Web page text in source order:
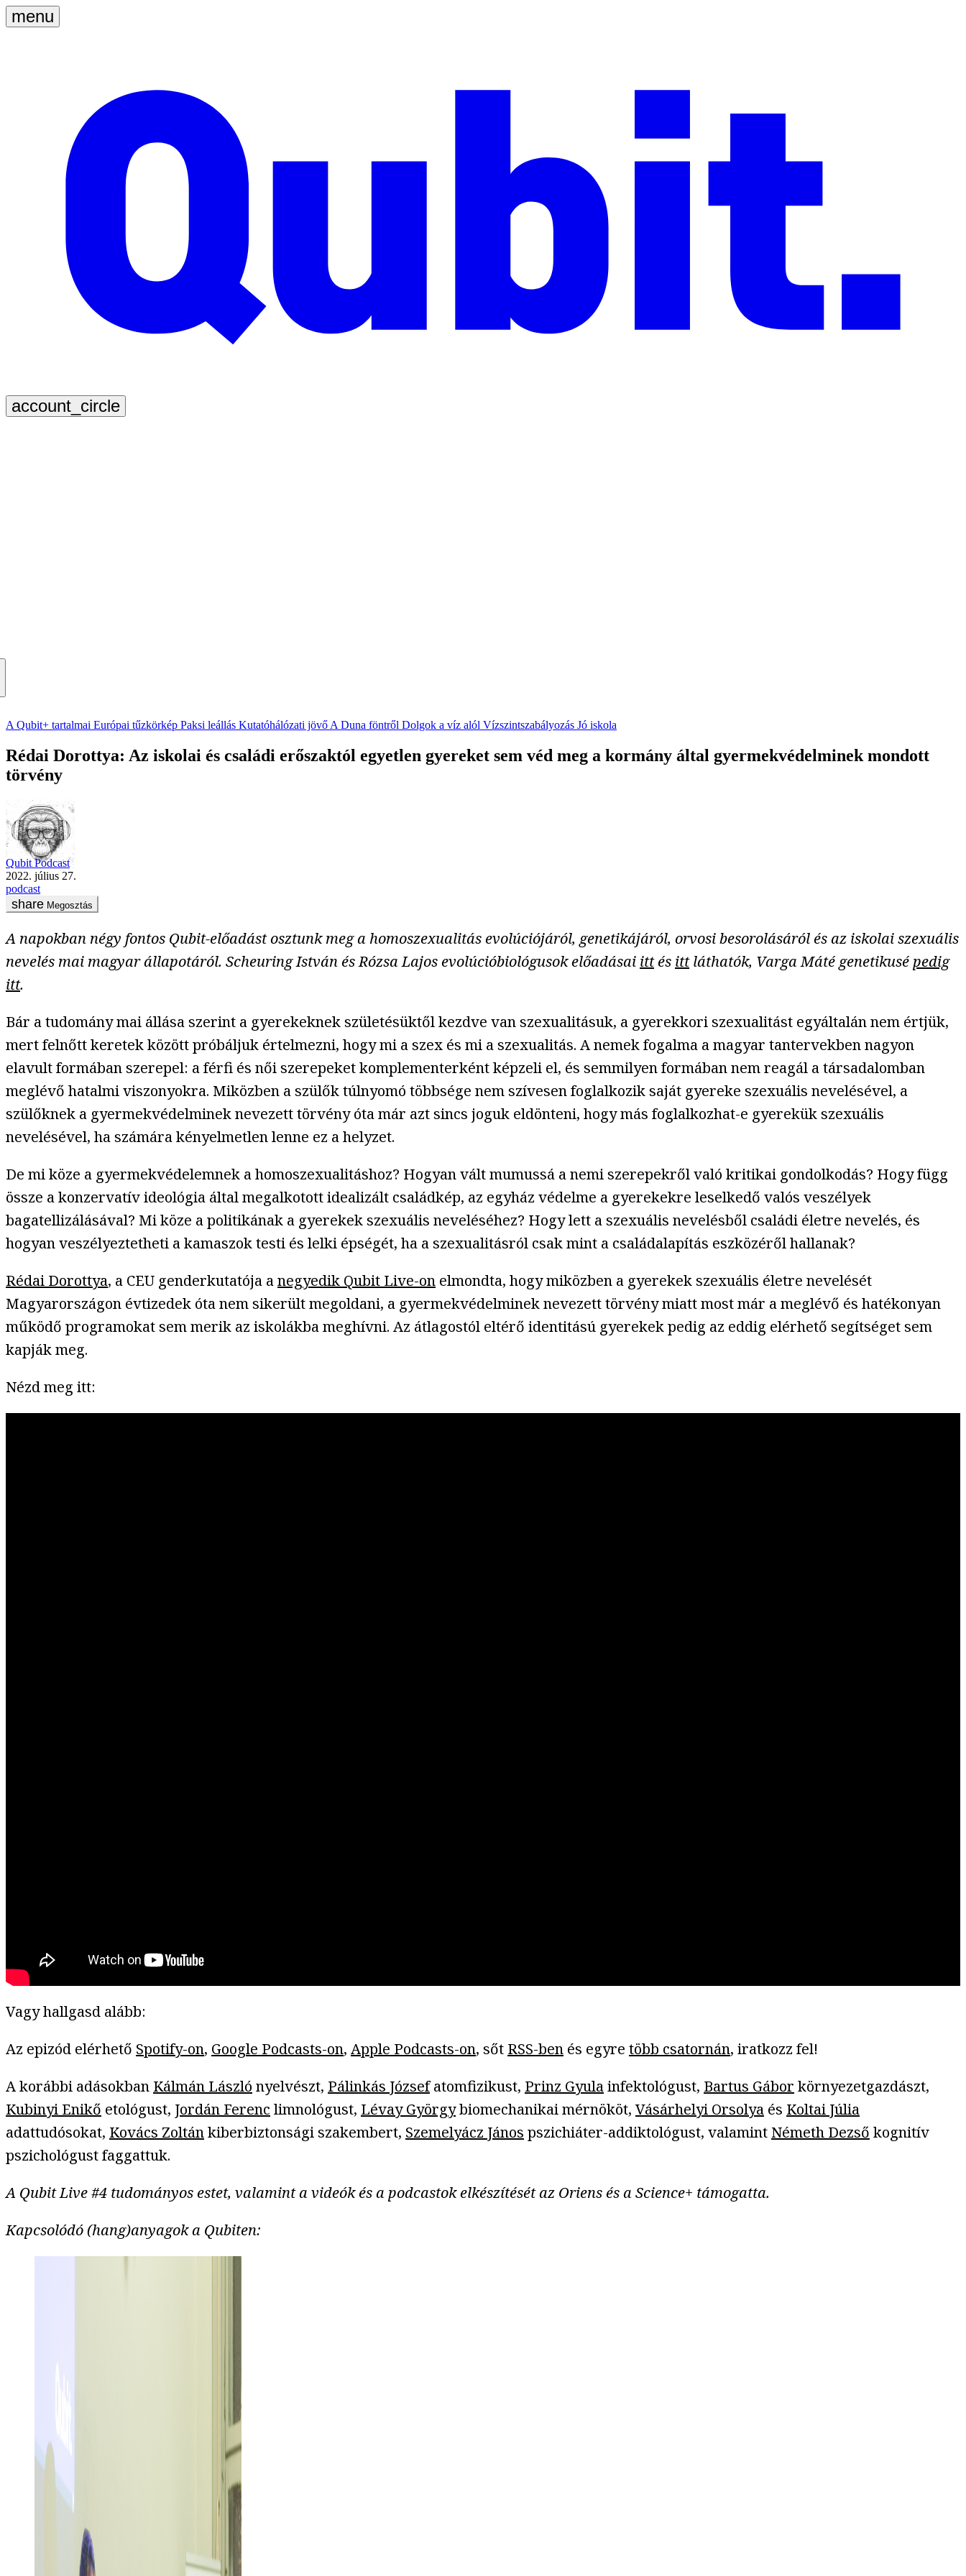
A Qubit+ tartalmai Európai tűzkörkép Paksi leállás Kutatóhálózati jövő A Duna föntről Dolgok a víz alól Vízszintszabályozás Jó iskola
Rédai Dorottya: Az iskolai és családi erőszaktól egyetlen gyereket sem véd meg a kormány által gyermekvédelminek mondott
törvény
Qubit Podcast
2022. július 27.
podcast
Megosztás
A napokban négy fontos Qubit-előadást osztunk meg a homoszexualitás evolúciójáról, genetikájáról, orvosi besorolásáról és az iskolai szexuális
nevelés mai magyar állapotáról. Scheuring István és Rózsa Lajos evolúcióbiológusok előadásai ittés ittláthatók, Varga Máté genetikusé pedig
itt.
Bár a tudomány mai állása szerint a gyerekeknek születésüktől kezdve van szexualitásuk, a gyerekkori szexualitást egyáltalán nem értjük,
mert felnőtt keretek között próbáljuk értelmezni, hogy mi a szex és mi a szexualitás. A nemek fogalma a magyar tantervekben nagyon
elavult formában szerepel: a férfi és női szerepeket komplementerként képzeli el, és semmilyen formában nem reagál a társadalomban
meglévő hatalmi viszonyokra. Miközben a szülők túlnyomó többsége nem szívesen foglalkozik saját gyereke szexuális nevelésével, a
szülőknek a gyermekvédelminek nevezett törvény óta már azt sincs joguk eldönteni, hogy más foglalkozhat-e gyerekük szexuális
nevelésével, ha számára kényelmetlen lenne ez a helyzet.
De mi köze a gyermekvédelemnek a homoszexualitáshoz? Hogyan vált mumussá a nemi szerepekről való kritikai gondolkodás? Hogy függ
össze a konzervatív ideológia által megalkotott idealizált családkép, az egyház védelme a gyerekekre leselkedő valós veszélyek
bagatellizálásával? Mi köze a politikának a gyerekek szexuális neveléséhez? Hogy lett a szexuális nevelésből családi életre nevelés, és
hogyan veszélyeztetheti a kamaszok testi és lelki épségét, ha a szexualitásról csak mint a családalapítás eszközéről hallanak?
Rédai Dorottya, a CEU genderkutatója anegyedik Qubit Live-on elmondta, hogy miközben a gyerekek szexuális életre nevelését
Magyarországon évtizedek óta nem sikerült megoldani, a gyermekvédelminek nevezett törvény miatt most már a meglévő és hatékonyan
működő programokat sem merik az iskolákba meghívni. Az átlagostól eltérő identitású gyerekek pedig az eddig elérhető segítséget sem
kapják meg.
Nézd meg itt:
Vagy hallgasd alább:
Az epizód elérhető Spotify-on, Google Podcasts-on, Apple Podcasts-on, sőt RSS-ben és egyre több csatornán, iratkozz fel!
A korábbi adásokban Kálmán László nyelvészt, Pálinkás Józsefatomfizikust, Prinz Gyulainfektológust, Bartus Gábor környezetgazdászt,
Kubinyi Enikő etológust, Jordán Ferenc limnológust, Lévay Györgybiomechanikai mérnököt, Vásárhelyi Orsolya és Koltai Júlia
adattudósokat, Kovács Zoltánkiberbiztonsági szakembert, Szemelyácz János pszichiáter-addiktológust, valamint Németh Dezső kognitív
pszichológust faggattuk.
A Qubit Live #4 tudományos estet, valamint a videók és a podcastok elkészítését az Oriens és a Science+ támogatta.
Kapcsolódó (hang)anyagok a Qubiten: